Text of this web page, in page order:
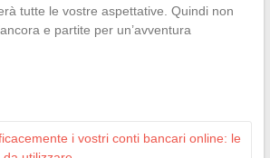
tutte le vostre aspettative. Quindi non
e partite per un’avventura
i vostri conti bancari online: le